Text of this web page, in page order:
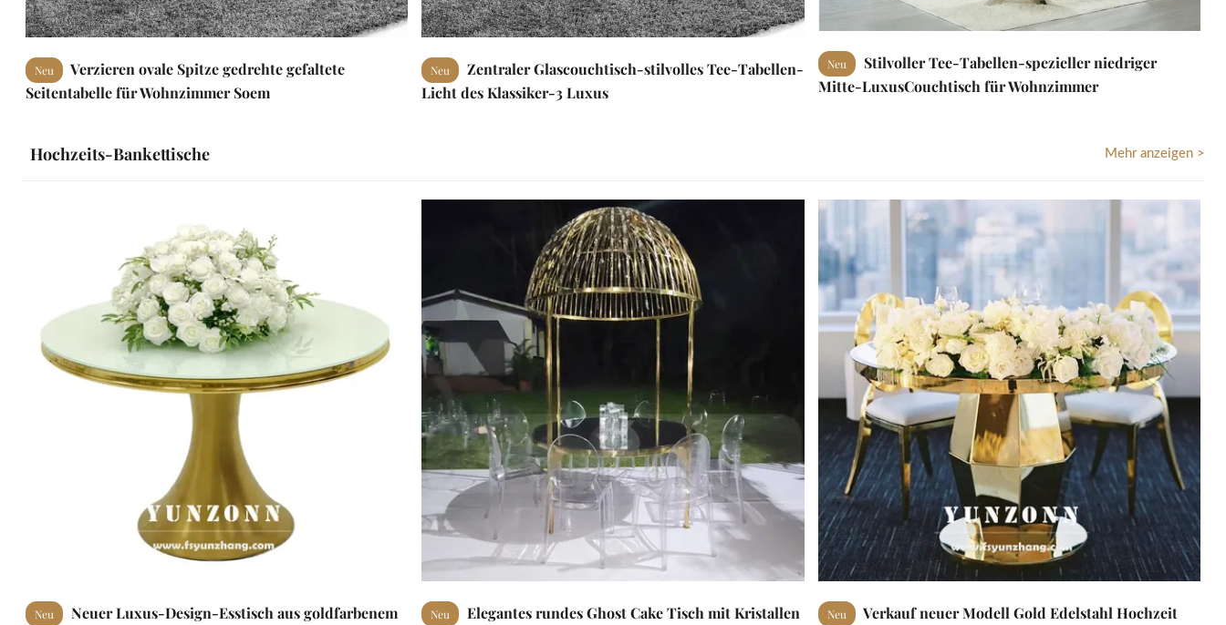
Neu
Verzieren ovale Spitze gedrehte gefaltete
Seitentabelle für Wohnzimmer Soem
Neu
Zentraler Glascouchtisch-stilvolles Tee-Tabellen-
Licht des Klassiker-3 Luxus
Neu
Stilvoller Tee-Tabellen-spezieller niedriger
Mitte-LuxusCouchtisch für Wohnzimmer
Hochzeits-Bankettische Mehr anzeigen >
Neu
Neuer Luxus-Design-Esstisch aus goldfarbenem
Neu
Elegantes rundes Ghost Cake Tisch mit Kristallen
Neu
Verkauf neuer Modell Gold Edelstahl Hochzeit